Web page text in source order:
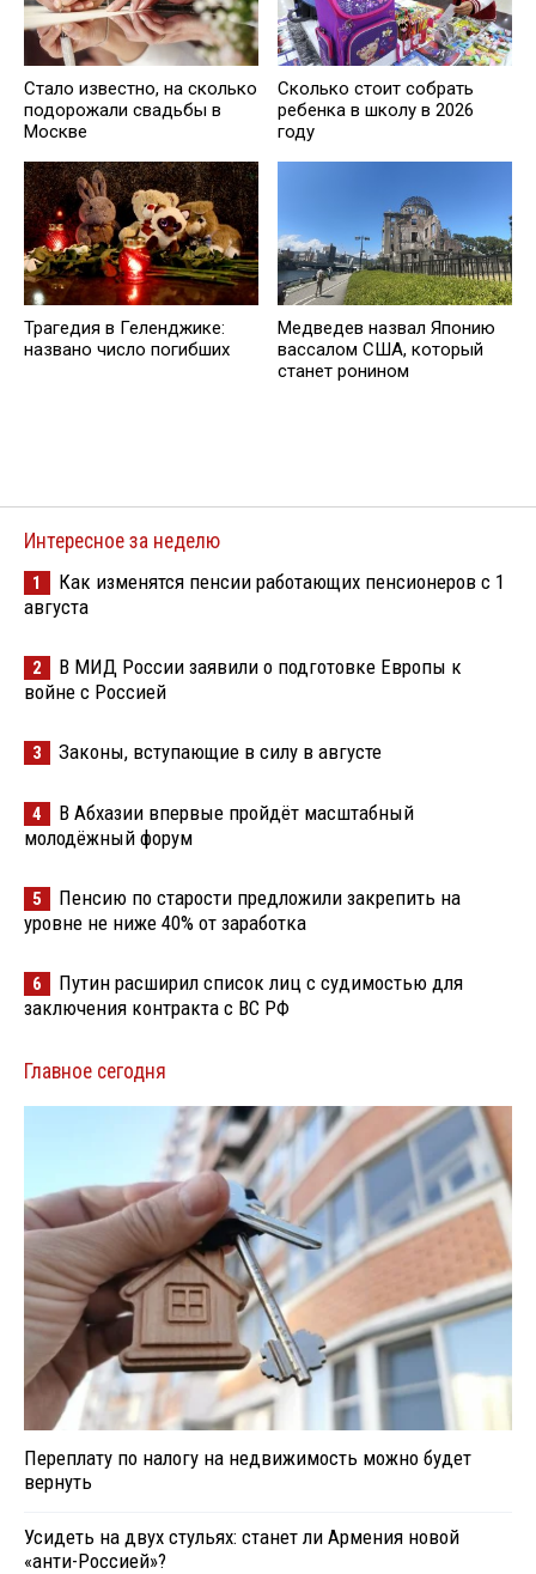
Стало известно, на сколько
подорожали свадьбы в
Москве
Сколько стоит собрать
ребенка в школу в 2026
году
Трагедия в Геленджике:
названо число погибших
Медведев назвал Японию
вассалом США, который
станет ронином
Интересное за неделю
1
Как изменятся пенсии работающих пенсионеров с 1
августа
2
В МИД России заявили о подготовке Европы к
войне с Россией
3 Законы, вступающие в силу в августе
4
В Абхазии впервые пройдёт масштабный
молодёжный форум
5
Пенсию по старости предложили закрепить на
уровне не ниже 40% от заработка
6
Путин расширил список лиц с судимостью для
заключения контракта с ВС РФ
Главное сегодня
Переплату по налогу на недвижимость можно будет
вернуть
Усидеть на двух стульях: станет ли Армения новой
«анти-Россией»?